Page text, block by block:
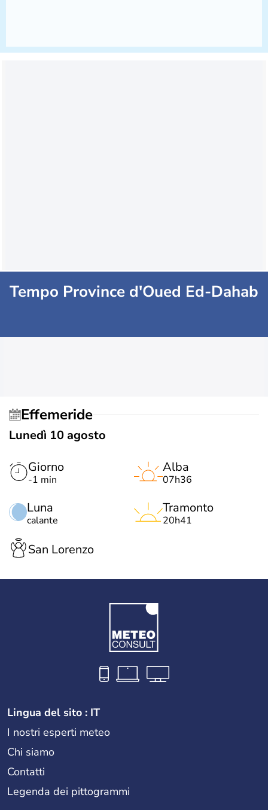
Tempo Province d'Oued Ed-Dahab
Effemeride
Lunedì 10 agosto
Giorno
-1 min
Luna
calante
Alba
07h36
Tramonto
20h41
San Lorenzo
Lingua del sito : IT
I nostri esperti meteo
Chi siamo
Contatti
Legenda dei pittogrammi